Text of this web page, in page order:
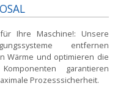
Ihre Maschine!: Unsere
entfernen
Wärme und optimieren die
garantieren
Prozesssicherheit.